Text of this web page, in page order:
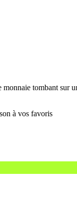
tombant sur